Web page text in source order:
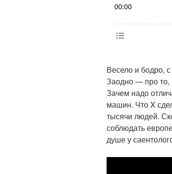
Весело и бодро,
Заодно — про то,
Зачем надо
машин. Что X
тысячи людей.
соблюдать
душе у